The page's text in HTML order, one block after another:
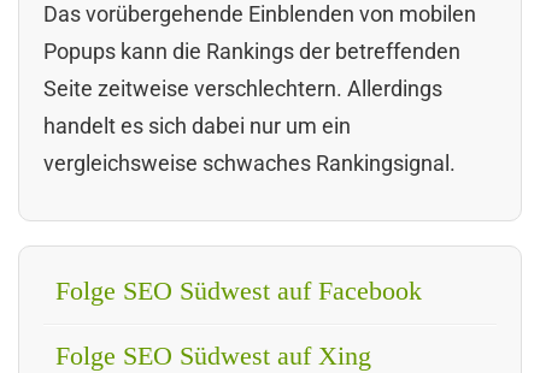
Das vorübergehende Einblenden von mobilen
Popups kann die Rankings der betreffenden
Seite zeitweise verschlechtern. Allerdings
handelt es sich dabei nur um ein
vergleichsweise schwaches Rankingsignal.
Folge SEO Südwest auf Facebook
Folge SEO Südwest auf Xing